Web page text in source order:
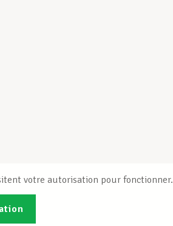
votre autorisation pour fonctionner.